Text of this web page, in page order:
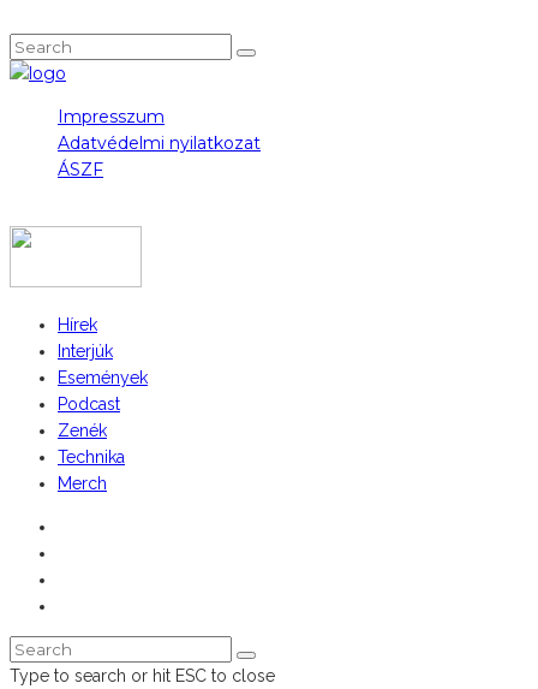
Impresszum
Adatvédelmi nyilatkozat
ÁSZF
Hírek
Interjúk
Események
Podcast
Zenék
Technika
Merch
Type to search or hit ESC to close